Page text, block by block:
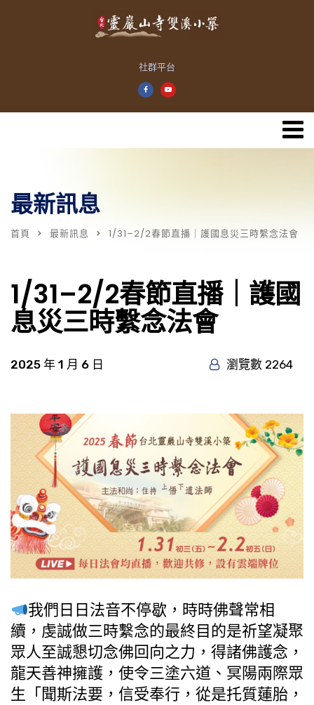
社群平台
最新訊息
首頁 最新訊息 1/31–2/2春節直播｜護國息災三時繫念法會
1/31–2/2春節直播｜護國
息災三時繫念法會
2025 年 1 月 6 日 瀏覽數 2264
我們日日法音不停歇，時時佛聲常相
續，虔誠做三時繫念的最終目的是祈望凝聚
眾人至誠懇切念佛回向之力，得諸佛護念，
龍天善神擁護，使令三塗六道、冥陽兩際眾
生「聞斯法要，信受奉行，從是托質蓮胎，